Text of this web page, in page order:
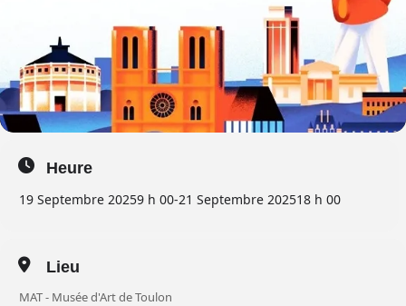
Heure
19 Septembre 20259 h 00-21 Septembre 202518 h 00
Lieu
MAT - Musée d'Art de Toulon